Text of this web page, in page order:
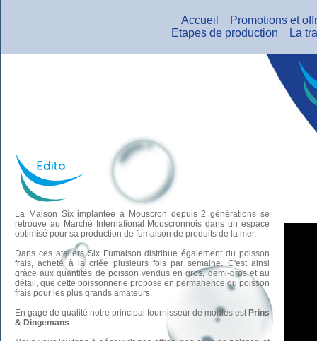
Accueil
Promotions et
Etapes de production
La
La Maison Six implantée à Mouscron depuis 2 générations se
retrouve au Marché International Mouscronnois dans un espace
optimisé pour sa production de fumaison de produits de la mer.
Dans ces ateliers Six Fumaison distribue également du poisson
frais, acheté à la criée plusieurs fois par semaine. C'est ainsi
grâce aux quantités de poisson vendus en gros, demi-gros et au
détail, que cette poissonnerie propose en permanence du poisson
frais pour les plus grands amateurs.
En gage de qualité notre principal fournisseur de moules est Prins
& Dingemans.